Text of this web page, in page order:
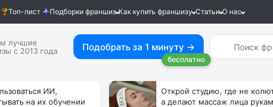
Топ-лист Подборки франшиз Как купить франшизу Статьи О нас
лучшие
с 2013 года
Подобрать за 1 минуту →
бесплатно
ИИ,
на их обучении
Открой студию, где не
а делают массаж лица